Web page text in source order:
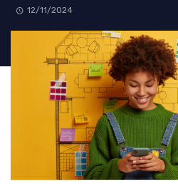
12/11/2024